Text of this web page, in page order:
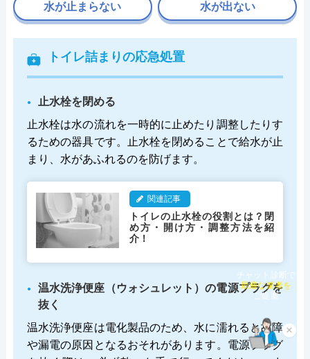
トイレ詰まりの応急処置
止水栓を閉める
止水栓は水の流れを一時的に止めたり調整したりす
るための器具です。止水栓を閉めることで給水が止
まり、水があふれるのを防げます。
関連記事
トイレの止水栓の役割とは？閉
め方・開け方・調整方法を紹
介！
温水洗浄便座（ウォシュレット）の電源プラグを
抜く
温水洗浄便座は電化製品のため、水に濡れると故障
や漏電の原因となるおそれがあります。電源プラグ
水が止まらない 水が出ない
×
チャット診断で
最適な業者を
ご提案